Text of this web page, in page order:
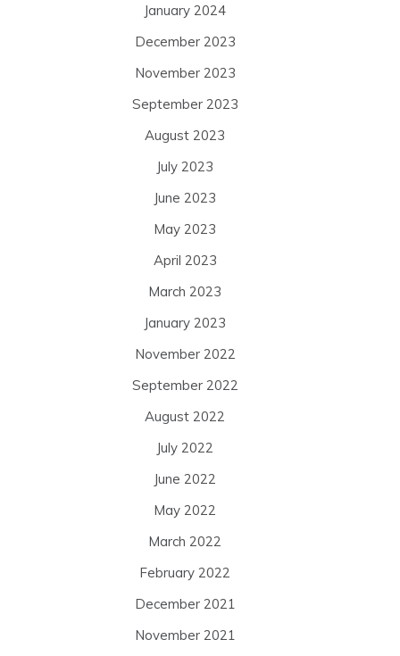
January 2024
December 2023
November 2023
September 2023
August 2023
July 2023
June 2023
May 2023
April 2023
March 2023
January 2023
November 2022
September 2022
August 2022
July 2022
June 2022
May 2022
March 2022
February 2022
December 2021
November 2021